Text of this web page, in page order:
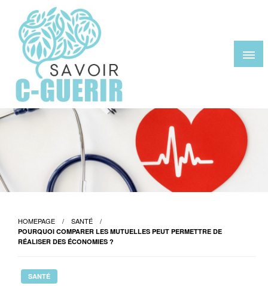
content
savoir-c-guerir.com
HOMEPAGE SANTÉ
POURQUOI COMPARER LES MUTUELLES PEUT PERMETTRE DE
RÉALISER DES ÉCONOMIES ?
SANTÉ